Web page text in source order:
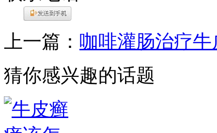
上一篇： 咖啡灌肠治疗牛
猜你感兴趣的话题